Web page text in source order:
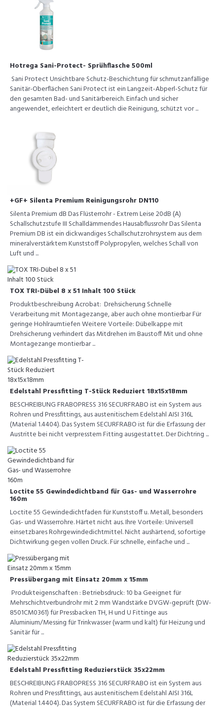
Hotrega Sani-Protect- Sprühflasche 500ml
Sani Protect Unsichtbare Schutz-Beschichtung für schmutzanfällige
Sanitär-Oberflächen Sani Protect ist ein Langzeit-Abperl-Schutz für
den gesamten Bad- und Sanitärbereich. Einfach und sicher
angewendet, erleichtert er deutlich die Reinigung, schützt vor ...
+GF+ Silenta Premium Reinigungsrohr DN110
Silenta Premium dB Das Flüsterrohr - Extrem Leise 20dB (A)
Schallschutzstufe III Schalldämmendes Hausabflussrohr Das Silenta
Premium DB ist ein dickwandiges Schallschutzrohrsystem aus dem
mineralverstärktem Kunststoff Polypropylen, welches Schall von
Luft und ...
TOX TRI-Dübel 8 x 51 Inhalt 100 Stück
Produktbeschreibung Acrobat: Drehsicherung Schnelle
Verarbeitung mit Montagezange, aber auch ohne montierbar Für
geringe Hohlraumtiefen Weitere Vorteile: Dübelkappe mit
Drehsicherung verhindert das Mitdrehen im Baustoff Mit und ohne
Montagezange montierbar ...
Edelstahl Pressfitting T-Stück Reduziert 18x15x18mm
BESCHREIBUNG FRABOPRESS 316 SECURFRABO ist ein System aus
Rohren und Pressfittings, aus austenitischem Edelstahl AISI 316L
(Material 1.4404). Das System SECURFRABO ist für die Erfassung der
Austritte bei nicht verpresstem Fitting ausgestattet. Der Dichtring ...
Loctite 55 Gewindedichtband für Gas- und Wasserrohre
160m
Loctite 55 Gewindedichtfaden für Kunststoff u. Metall, besonders
Gas- und Wasserrohre. Härtet nicht aus. Ihre Vorteile: Universell
einsetzbares Rohrgewindedichtmittel. Nicht aushärtend, sofortige
Dichtwirkung gegen vollen Druck. Für schnelle, einfache und ...
Pressübergang mit Einsatz 20mm x 15mm
Produkteigenschaften : Betriebsdruck: 10 ba Geeignet für
Mehrschichtverbundrohr mit 2 mm Wandstärke DVGW-geprüft (DW-
8501CM0361) für Pressbacken TH, H und U Fittinge aus
Aluminium/Messing für Trinkwasser (warm und kalt) für Heizung und
Sanitär für ...
Edelstahl Pressfitting Reduzierstück 35x22mm
BESCHREIBUNG FRABOPRESS 316 SECURFRABO ist ein System aus
Rohren und Pressfittings, aus austenitischem Edelstahl AISI 316L
(Material 1.4404). Das System SECURFRABO ist für die Erfassung der